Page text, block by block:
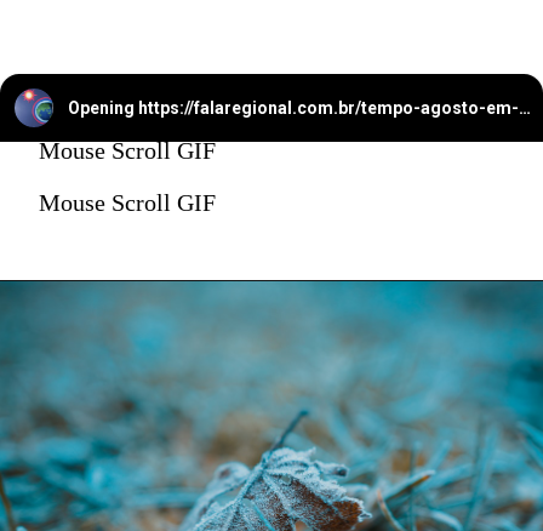
Opening https://falaregional.com.br/tempo-agosto-em-caieiras-registra-apenas-37-mm-de-chuva-clima-segue-seco-e-instavel.html
Mouse Scroll GIF
Mouse Scroll GIF